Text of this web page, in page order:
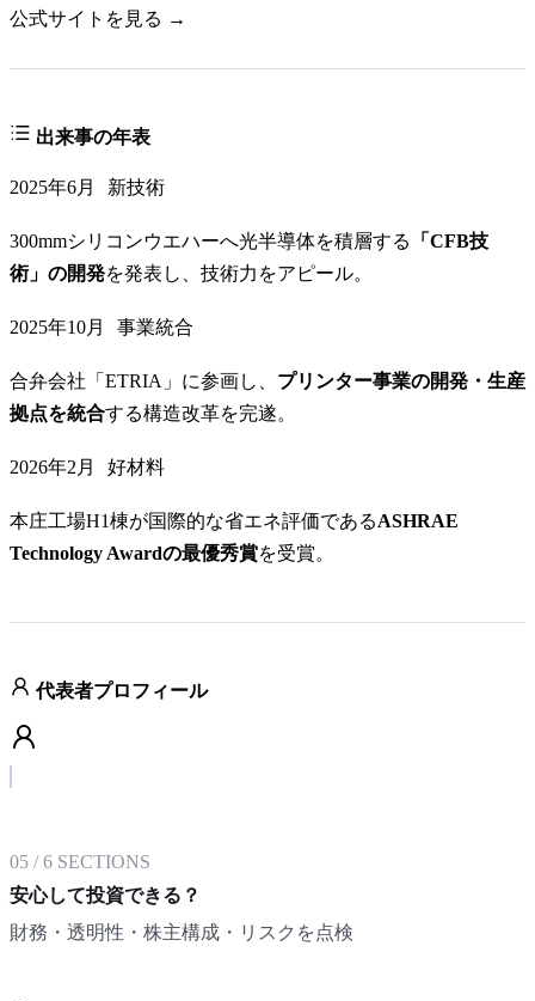
公式サイトを見る →
出来事の年表
2025年6月 新技術
300mmシリコンウエハーへ光半導体を積層する
「CFB技
術」の開発を発表し、技術力をアピール。
2025年10月 事業統合
合弁会社「ETRIA」に参画し、 プリンター事業の開発・生産
拠点を統合する構造改革を完遂。
2026年2月 好材料
本庄工場H1棟が国際的な省エネ評価であるASHRAE
Technology Awardの最優秀賞を受賞。
代表者プロフィール
05 /6 SECTIONS
安心して投資できる？
財務・透明性・株主構成・リスクを点検